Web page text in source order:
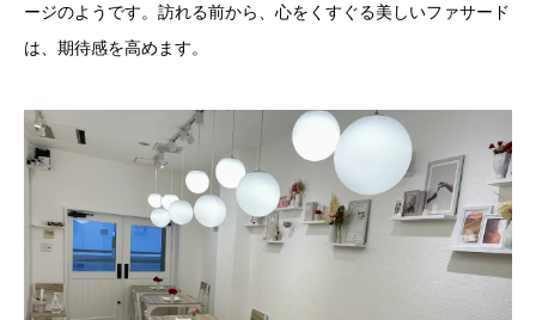
ージのようです。訪れる前から、心をくすぐる美しいファサード
は、期待感を高めます。